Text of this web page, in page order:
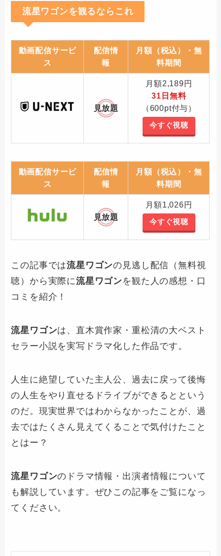
流星ワゴンを観るならこれ
動画配信サービ
ス
配信情
報
月額（税込）・無
料期間
見放題
月額2,189円
31日無料
（600pt付与）
今すぐ視聴
動画配信サービ
ス
配信情
報
月額（税込）・無
料期間
見放題
月額1,026円
今すぐ視聴
この記事では流星ワゴンの見逃し配信（無料視
聴）から実際に流星ワゴン を観た人の感想・口
コミを紹介！
流星ワゴンは、直木賞作家・重松清の大ベスト
セラー小説を実写ドラマ化した作品です。
人生に絶望していた主人公、過去に戻って後悔
の人生をやり直せるドライブができるとという
のだ。現実世界ではわからなかったことが、過
去ではたくさん見えてくることで気付けたこと
とはー？
流星ワゴンのドラマ情報・出演者情報について
も解説しています。ぜひこの記事をご覧になっ
てください。